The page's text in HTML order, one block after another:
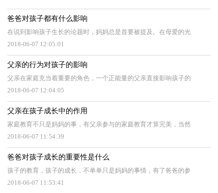
爸爸对孩子都有什么影响
在说到影响孩子生长的论题时，妈妈总是首要被提及。在母爱的光
2018-06-07 12:05:01
父亲的行为对孩子的影响
父亲在家庭充当着重要的角色，一个正能量的父亲直接影响孩子的
2018-06-07 12:04:05
父亲在孩子成长中的作用
家庭教育不只是妈妈的事，有父亲参与的家庭教育才算完美，当然
2018-06-07 11:54:39
爸爸对孩子成长的重要性是什么
孩子的教育，孩子的成长，不单单只是妈妈的事情，有了爸爸的参
2018-06-07 11:53:41